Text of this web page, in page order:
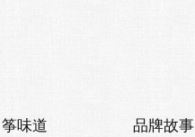
筝味道 品牌故事